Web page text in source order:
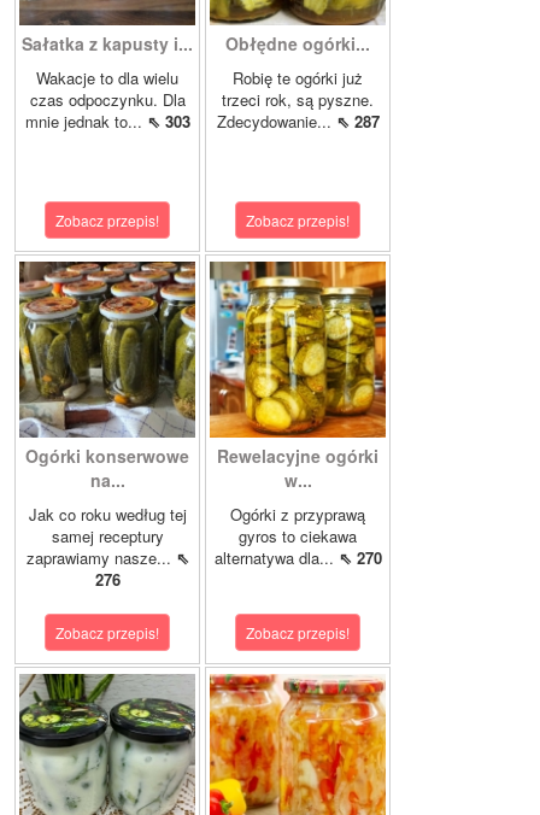
Sałatka z kapusty i...
Wakacje to dla wielu
czas odpoczynku. Dla
mnie jednak to... ⇖ 303
Zobacz przepis!
Obłędne ogórki...
Robię te ogórki już
trzeci rok, są pyszne.
Zdecydowanie... ⇖ 287
Zobacz przepis!
Ogórki konserwowe
na...
Jak co roku według tej
samej receptury
zaprawiamy nasze... ⇖
276
Zobacz przepis!
Rewelacyjne ogórki
w...
Ogórki z przyprawą
gyros to ciekawa
alternatywa dla... ⇖ 270
Zobacz przepis!